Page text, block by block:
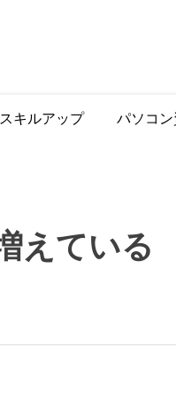
スキルアップ パソコ
えている